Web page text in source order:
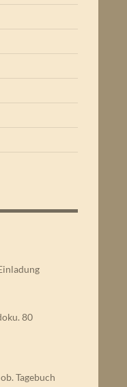
80
Tagebuch